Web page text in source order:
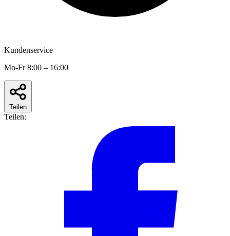
Kundenservice
Mo-Fr 8:00 – 16:00
Teilen
Teilen: